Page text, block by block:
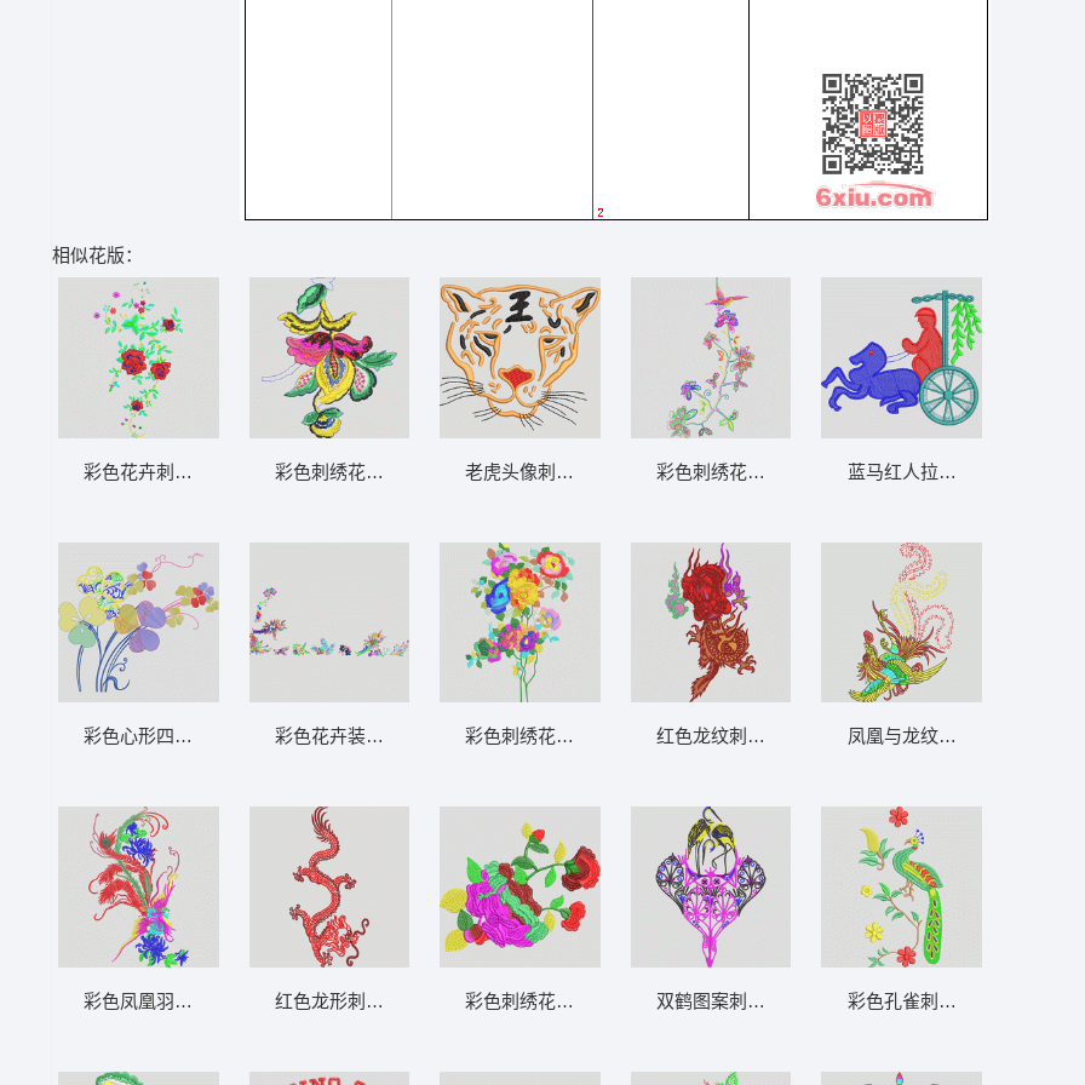
相似花版：
彩色花卉刺绣图案 靓花
彩色心形四叶草图案 靓花
彩色凤凰羽毛纹样 凤凰
彩色刺绣花卉图案 靓花
彩色花卉装饰图案 条裙
红色龙形刺绣图案 龙
老虎头像刺绣图案 豹
彩色刺绣花卉图案 靓花
彩色刺绣花卉图案 靓花
彩色刺绣花鸟图案 鸟
红色龙纹刺绣图案 龙
双鹤图案刺绣设计 鹤
蓝马红人拉车图 中国古代马
凤凰与龙纹样刺绣 凤凰
彩色孔雀刺绣图案 孔雀